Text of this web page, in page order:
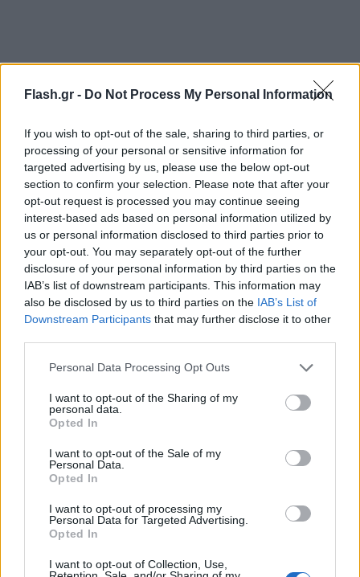
Flash.gr - Do Not Process My Personal Information
If you wish to opt-out of the sale, sharing to third parties, or
processing of your personal or sensitive information for
targeted advertising by us, please use the below opt-out
section to confirm your selection. Please note that after your
opt-out request is processed you may continue seeing
interest-based ads based on personal information utilized by
us or personal information disclosed to third parties prior to
your opt-out. You may separately opt-out of the further
disclosure of your personal information by third parties on the
IAB’s list of downstream participants. This information may
also be disclosed by us to third parties on the IAB’s List of
Downstream Participants that may further disclose it to other
Please note that this website/app uses one or more Google
not limited to your visit or usage behaviour. You may click to
grant or deny consent to Google and its third-party tags to
use your data for below specified purposes in below Google
consent section.
Personal Data Processing Opt Outs
I want to opt-out of the Sharing of my
personal data.
Opted In
I want to opt-out of the Sale of my
Personal Data.
Opted In
I want to opt-out of processing my
Personal Data for Targeted Advertising.
Opted In
I want to opt-out of Collection, Use,